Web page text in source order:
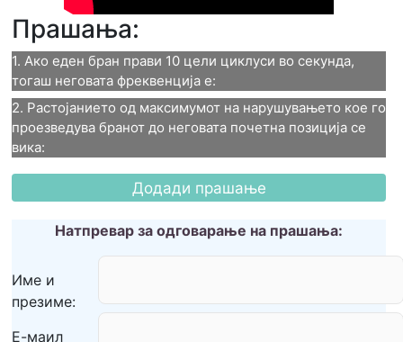
Прашања:
1. Ако еден бран прави 10 цели циклуси во секунда,
тогаш неговата фреквенција е:
1. Ако еден бран прави 10
цели циклуси во секунда,
тогаш неговата фреквенција
5 Hz
0,1 Hz
2. Растојанието од максимумот на нарушувањето кое го
проезведува бранот до неговата почетна позиција се
вика:
2. Растојанието од
максимумот на
проезведува бранот до
Натпревар за одговарање на прашања:
Име и
презиме:
Е-маил